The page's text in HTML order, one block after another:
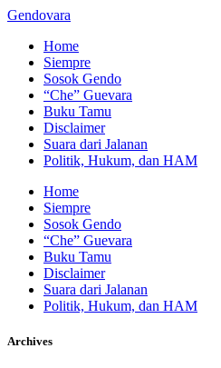
Gendovara
Home
Siempre
Sosok Gendo
“Che” Guevara
Buku Tamu
Disclaimer
Suara dari Jalanan
Politik, Hukum, dan HAM
Home
Siempre
Sosok Gendo
“Che” Guevara
Buku Tamu
Disclaimer
Suara dari Jalanan
Politik, Hukum, dan HAM
Archives